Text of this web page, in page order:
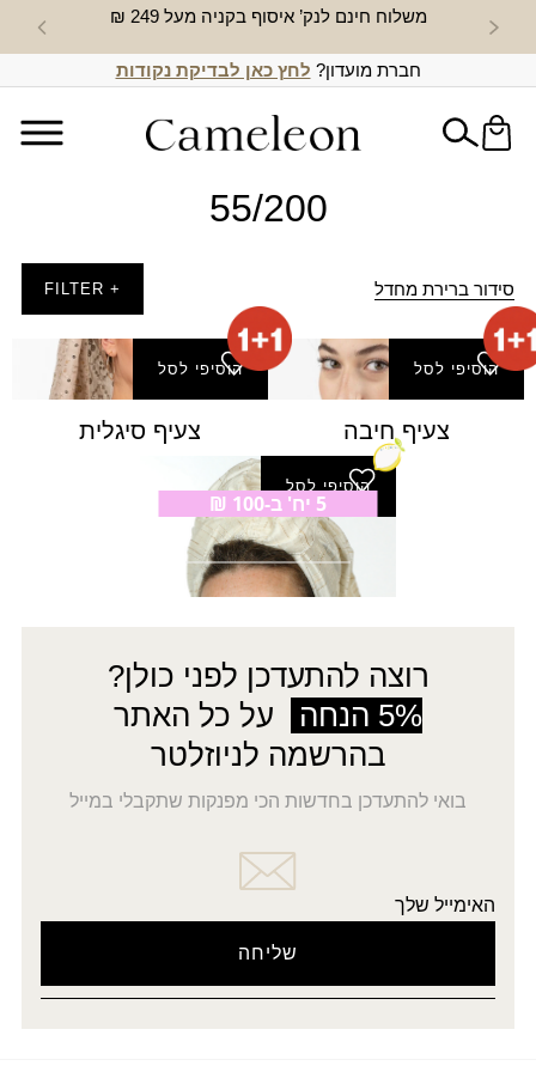
משלוח חינם לנק’ איסוף בקניה מעל 249 ₪ חדש
חברת מועדון? לחץ כאן לבדיקת נקודות
55/200
סידור ברירת מחדל + FILTER
הוסיפי לסל
צעיף חיבה
הוסיפי לסל
צעיף סיגלית
5 יח' ב-100 ₪
הוסיפי לסל
צעיף שני
רוצה להתעדכן לפני כולן?
5% הנחה
על כל האתר
בהרשמה לניוזלטר
בואי להתעדכן בחדשות הכי מפנקות שתקבלי במייל
האימייל שלך